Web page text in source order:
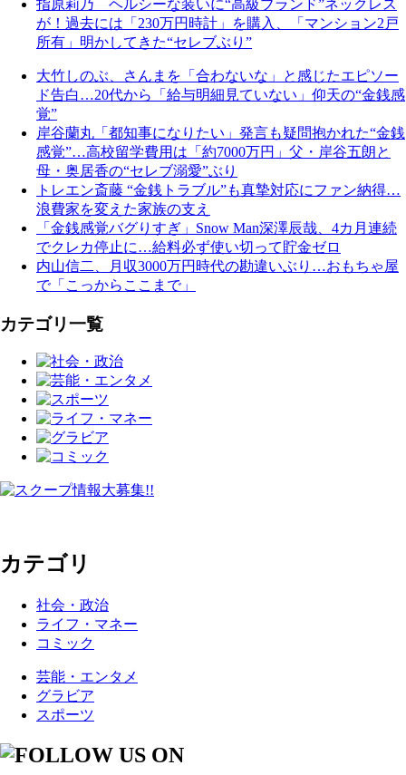
指原莉乃 ヘルシーな装いに“高級ブランド”ネックレス
が！過去には「230万円時計」を購入、「マンション2戸
所有」明かしてきた“セレブぶり”
大竹しのぶ、さんまを「合わないな」と感じたエピソー
ド告白…20代から「給与明細見ていない」仰天の“金銭感
覚”
岸谷蘭丸「都知事になりたい」発言も疑問抱かれた“金銭
感覚”…高校留学費用は「約7000万円」父・岸谷五朗と
母・奥居香の“セレブ溺愛”ぶり
トレエン斎藤 “金銭トラブル”も真摯対応にファン納得…
浪費家を変えた家族の支え
「金銭感覚バグりすぎ」Snow Man深澤辰哉、4カ月連続
でクレカ停止に…給料必ず使い切って貯金ゼロ
内山信二、月収3000万円時代の勘違いぶり…おもちゃ屋
で「こっからここまで」
カテゴリ一覧
カテゴリ
社会・政治
ライフ・マネー
コミック
芸能・エンタメ
グラビア
スポーツ